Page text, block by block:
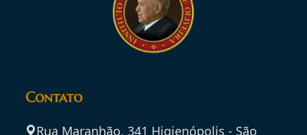
Contato
Rua Maranhão, 341 Higienópolis - São